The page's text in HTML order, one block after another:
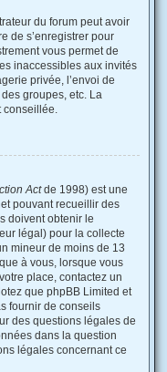
du forum peut avoir
de s’enregistrer pour
vous permet de
inaccessibles aux invités
privée, l’envoi de
groupes, etc. La
conseillée.
Actde 1998) est une
pouvant recueillir des
doivent obtenir le
légal) pour la collecte
mineur de moins de 13
à vous, lorsque vous
place, contactez un
que phpBB Limited et
fournir de conseils
des questions légales de
dans la question
légales concernant ce